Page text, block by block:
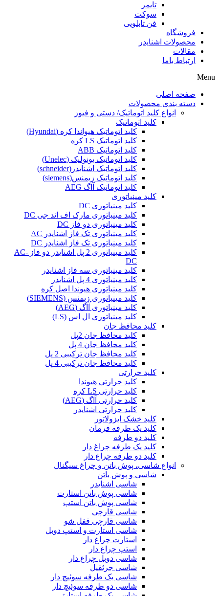
تایمر
سوکت
فن تابلویی
فروشگاه
محصولات اشنایدر
مقالات
ارتباط باما
Menu
صفحه اصلی
دسته بندی محصولات
انواع کلید اتوماتیک/ دستی و فیوز
کلید اتوماتیک
کلید اتوماتیک هیواندا کره (Hyundai)
کلید اتوماتیک LS کره
کلید اتوماتیک ABB
کلید اتوماتیک یونولیک (Unelec)
کلید اتوماتیک اشنایدر(schneider)
کلید اتوماتیک زیمنس(siemens)
کلید اتوماتیک آاگ AEG
کلید مینیاتوری
کلید مینیاتوری DC
کلید مینیاتوری مارک اف اند جی DC
کلید مینیاتوری دو فاز DC
کلید مینیاتوری تک فاز اشنایدر AC
کلید مینیاتوری تک فاز اشنایدر DC
کلید مینیاتوری 2 پل اشنایدر دو فاز AC-
DC
کلید مینیاتوری سه فاز اشنایدر
کلید مینیاتوری 4 پل اشنایدر
کلید مینیاتوری هیوندا اصل کره
کلید مینیاتوری زیمنس (SIEMENS)
کلید مینیاتوری آاگ (AEG)
کلید مینیاتوری ال اس (LS)
کلید محافظ جان
کلید محافظ جان 2پل
کلید محافظ جان 4 پل
کلید محافظ جان ترکیبی 2 پل
کلید محافظ جان ترکیبی 4 پل
کلید حرارتی
کلید حرارتی هیوندا
کلید حرارتی LS کره
کلید حرارتی آاگ (AEG)
کلید حرارتی اشنایدر
کلید خشک ایزولاتور
کلید یک طرفه فرمان
کلید دو طرفه
کلید یک طرفه چراغ دار
کلید دو طرفه چراغ دار
انواع شاسی، پوش باتن و چراغ سیگنال
شاسی و پوش باتن
شاسی اشنایدر
شاسی پوش باتن استارت
شاسی پوش باتن استپ
شاسی قارچی
شاسی قارچی قفل شو
شاسی استارت و استپ دوبل
استارت چراغ دار
استپ چراغ دار
شاسی دوبل چراغ دار
شاسی جرثقیل
شاسی یک طرفه سوئیچ دار
شاسی دو طرفه سوئیچ دار